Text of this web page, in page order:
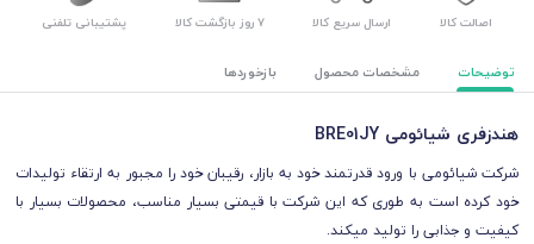
اصالت کالا ارسال سریع کالا ۷ روز بازگشت کالا پشتیبانی تلفنی
توضیحات مشخصات محصول بازخوردها
هندزفری شیائومی BRE01JY
شرکت شیائومی با ورود قدرتمند خود به بازار، رقیبان خود را مجبور به ارتقاء تولیدات
خود کرده است به طوری که این شرکت با قیمتی بسیار مناسب، محصولات بسیار با
کیفیت و جذابی را تولید میکند.